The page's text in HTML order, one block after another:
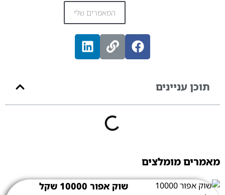
המאמרים שלי
תוכן עניינים
מאמרים מומלצים
שוק אפור 10000 שקל